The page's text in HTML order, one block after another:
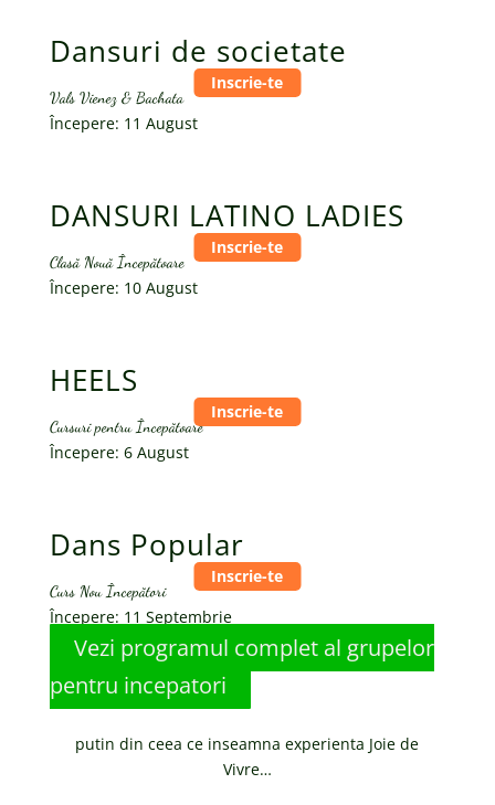
Dansuri de societate
Vals Vienez & Bachata
Începere: 11 August
DANSURI LATINO LADIES
Clasă Nouă Începătoare
Începere: 10 August
HEELS
Cursuri pentru Începătoare
Începere: 6 August
Dans Popular
Curs Nou Începători
Începere: 11 Septembrie
Vezi programul complet al grupelor
pentru incepatori
putin din ceea ce inseamna experienta Joie de
Vivre…